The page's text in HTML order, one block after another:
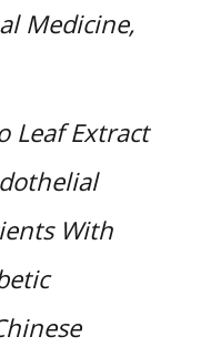
Medicine,
Leaf Extract
With